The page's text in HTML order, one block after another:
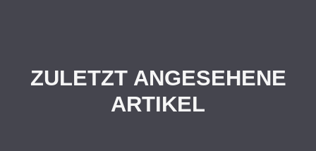
ZULETZT ANGESEHENE
ARTIKEL